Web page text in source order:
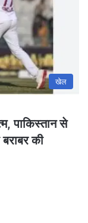
खेल
पाकिस्तान से
की